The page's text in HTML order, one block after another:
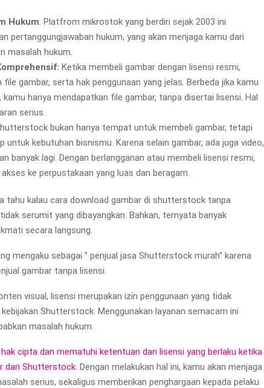
Hukum: Platfrom mikrostok yang berdiri sejak 2003 ini
pertanggungjawaban hukum, yang akan menjaga kamu dari
masalah hukum.
Ketika membeli gambar dengan lisensi resmi,
gambar, serta hak penggunaan yang jelas. Berbeda jika kamu
hanya mendapatkan file gambar, tanpa disertai lisensi. Hal
serius.
bukan hanya tempat untuk membeli gambar, tetapi
untuk kebutuhan bisnismu. Karena selain gambar, ada juga video,
banyak lagi. Dengan berlangganan atau membeli lisensi resmi,
ke perpustakaan yang luas dan beragam.
tahu kalau cara download gambar di shutterstock tanpa
serumit yang dibayangkan. Bahkan, ternyata banyak
secara langsung.
mengaku sebagai ” penjual jasa Shutterstock murah” karena
gambar tanpa lisensi.
visual, lisensi merupakan izin penggunaan yang tidak
Shutterstock. Menggunakan layanan semacam ini
masalah hukum.
cipta dan mematuhi ketentuan dan lisensi yang berlaku ketika
dari Shutterstock. Dengan melakukan hal ini, kamu akan menjaga
serius, sekaligus memberikan penghargaan kepada pelaku